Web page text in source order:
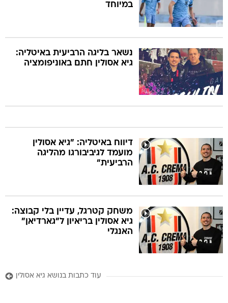
במיוחד
נשאר בליגה הרביעית באיטליה:
גיא אסולין חתם באוניפומציה
דיווח באיטליה: "גיא אסולין
מועמד לגיביבורגו מהליגה
הרביעית"
משחק קטרגל, עדיין בלי קבוצה:
גיא אסולין בריאיון ל"גארדיאן"
האנגלי
עוד כתבות בנושא גיא אסולין